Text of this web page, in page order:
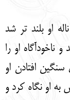
او بلند تر شد
ناخودآگاه او را
افتادن او
به او نگاه کرد و